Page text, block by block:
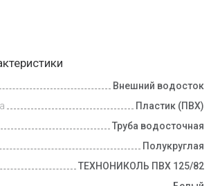
Внешний водосток
Пластик (ПВХ)
Труба водосточная
Полукруглая
ТЕХНОНИКОЛЬ ПВХ 125/82